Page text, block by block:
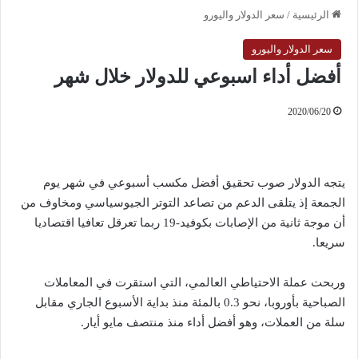
الرئيسية / سعر الدولار واليورو
سعر الدولار واليورو
أفضل أداء اسبوعي للدولار خلال شهر
2020/06/20
يتجه الدولار صوب تحقيق أفضل مكسب أسبوعي في شهر يوم
الجمعة إذ يتلقى الدعم من تصاعد التوتر الجيوسياسي ومخاوف من
أن موجة ثانية من الإصابات بكوفيد-19 ربما تعرقل تعافيا اقتصاديا
سريعا.
وربحت عملة الاحتياطي العالمي، التي استقرت في المعاملات
الصباحية بأوروبا، نحو 0.3 بالمئة منذ بداية الأسبوع الجاري مقابل
سلة من العملات، وهو أفضل أداء منذ منتصف مايو أيار.